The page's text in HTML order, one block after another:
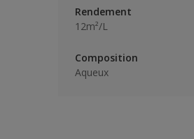
Rendement
12m²/L
Composition
Aqueux